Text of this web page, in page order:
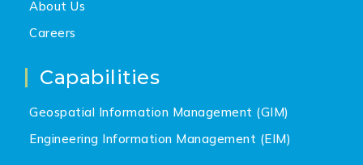
About Us
Careers
Capabilities
Geospatial Information Management (GIM)
Engineering Information Management (EIM)